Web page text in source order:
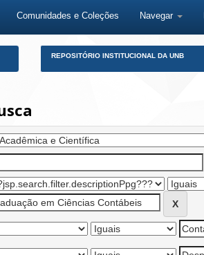
Comunidades e Coleções Navegar
REPOSITÓRIO INSTITUCIONAL DA UNB